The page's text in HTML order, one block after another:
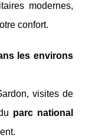
modernes,
confort.
les environs
visites de
parc national